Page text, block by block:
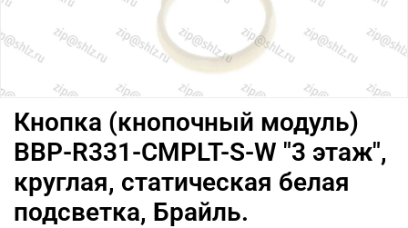
Кнопка (кнопочный модуль)
BBP-R331-CMPLT-S-W "3 этаж",
круглая, статическая белая
подсветка, Брайль.